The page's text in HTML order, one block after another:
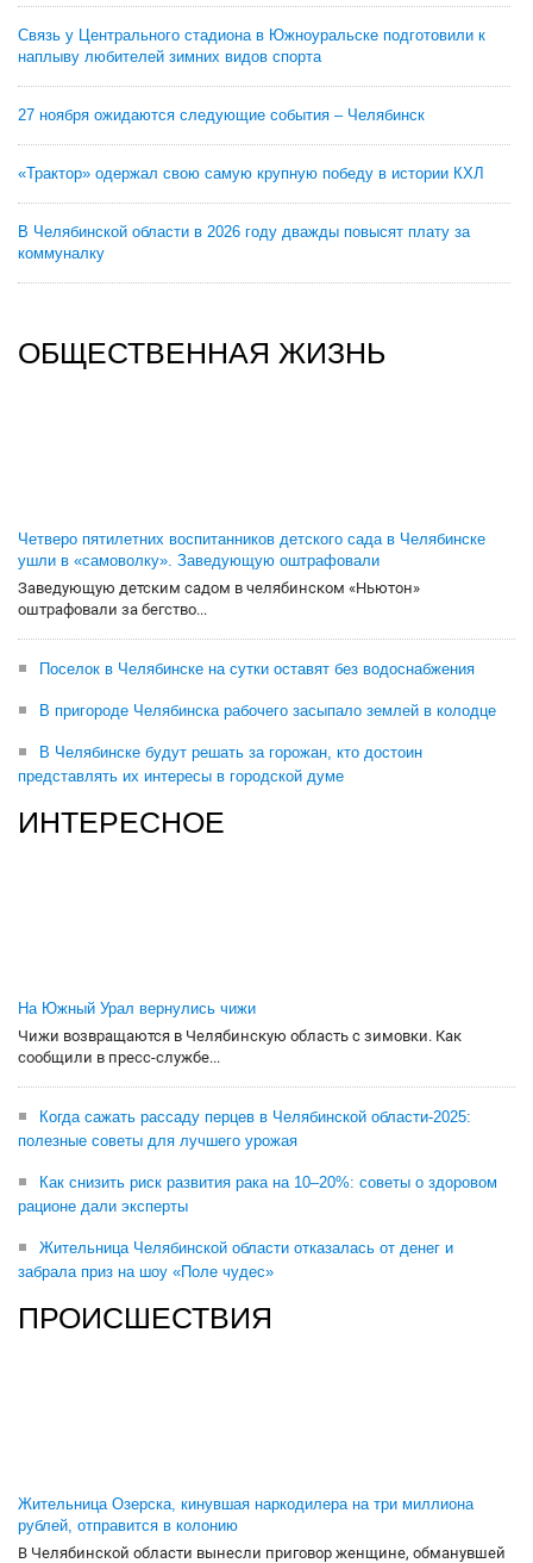
Связь у Центрального стадиона в Южноуральске подготовили к
наплыву любителей зимних видов спорта
27 ноября ожидаются следующие события – Челябинск
«Трактор» одержал свою самую крупную победу в истории КХЛ
В Челябинской области в 2026 году дважды повысят плату за
коммуналку
ОБЩЕСТВЕННАЯ ЖИЗНЬ
Четверо пятилетних воспитанников детского сада в Челябинске
ушли в «самоволку». Заведующую оштрафовали
Заведующую детским садом в челябинском «Ньютон»
оштрафовали за бегство...
Поселок в Челябинске на сутки оставят без водоснабжения
В пригороде Челябинска рабочего засыпало землей в колодце
В Челябинске будут решать за горожан, кто достоин
представлять их интересы в городской думе
ИНТЕРЕСНОЕ
На Южный Урал вернулись чижи
Чижи возвращаются в Челябинскую область с зимовки. Как
сообщили в пресс-службе...
Когда сажать рассаду перцев в Челябинской области-2025:
полезные советы для лучшего урожая
Как снизить риск развития рака на 10–20%: советы о здоровом
рационе дали эксперты
Жительница Челябинской области отказалась от денег и
забрала приз на шоу «Поле чудес»
ПРОИСШЕСТВИЯ
Жительница Озерска, кинувшая наркодилера на три миллиона
рублей, отправится в колонию
В Челябинской области вынесли приговор женщине, обманувшей